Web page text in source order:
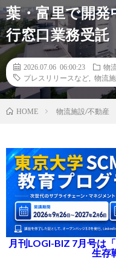
葉・富里で開発
行窓口業務受託
2026.07.06 06:00:23
物
プレスリリースなど
物流
HOME 物流施設/不動産
月刊LOGI-BIZ 7月号は
生存